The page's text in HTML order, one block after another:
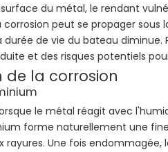
du métal, le rendant
peut se propager
de vie du bateau
et des risques potentiels
de la corrosion
le métal réagit avec
forme naturellement une
rayures. Une fois